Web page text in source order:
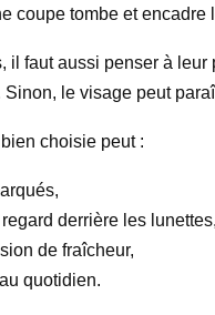
coupe tombe et encadre
il faut aussi penser à
le visage peut
choisie peut :
derrière les lunettes,
de fraîcheur,
quotidien.